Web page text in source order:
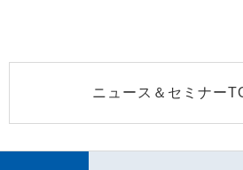
ニュース＆セミナー